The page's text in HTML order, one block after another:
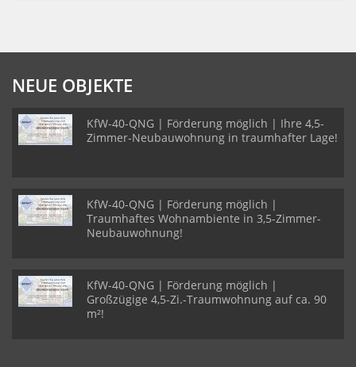
NEUE OBJEKTE
KfW-40-QNG | Förderung möglich | Ihre 4,5-
Zimmer-Neubauwohnung in traumhafter Lage!
KfW-40-QNG | Förderung möglich |
Traumhaftes Wohnambiente in 3,5-Zimmer-
Neubauwohnung!
KfW-40-QNG | Förderung möglich |
Großzügige 4,5-Zi.-Traumwohnung auf ca. 90
m²!